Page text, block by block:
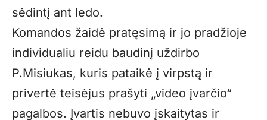
sėdintį ant ledo.
Komandos žaidė pratęsimą ir jo pradžioje
individualiu reidu baudinį uždirbo
P.Misiukas, kuris pataikė į virpstą ir
privertė teisėjus prašyti „video įvarčio“
pagalbos. Įvartis nebuvo įskaitytas ir